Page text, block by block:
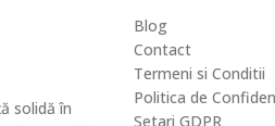
solidă în
Blog
Contact
Termeni si Conditii
Politica de
Setari GDPR